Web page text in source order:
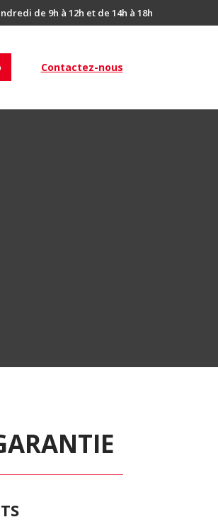
de 9h à 12h et de 14h à 18h
Contactez-nous